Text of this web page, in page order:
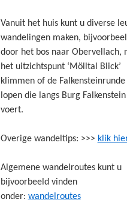
Vanuit het huis kunt u diverse
wandelingen maken,
door het bos naar Obervellach,
het uitzichtspunt ‘Mölltal Blick’
klimmen of de Falkensteinrunde
lopen die langs Burg Falkenstein
voert.
Overige wandeltips: >>> klik
Algemene wandelroutes kunt u
bijvoorbeeld vinden
onder: wandelroutes